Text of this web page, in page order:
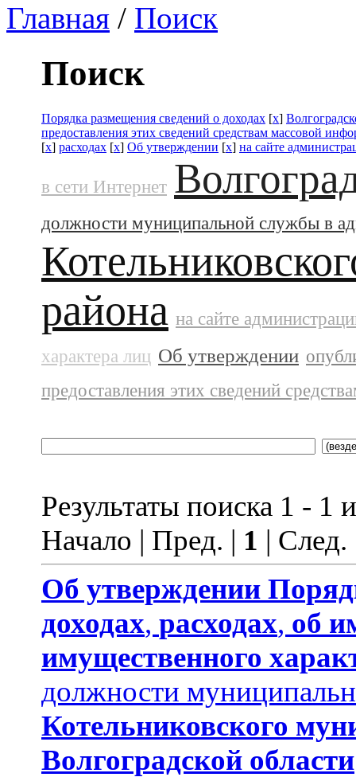
Главная / Поиск
Поиск
Порядка размещения сведений о доходах [x]
предоставления этих сведений средствам массовой
[x] расходах [x] Об утверждении [x] на сайте
в сети Интернет
должности муниципальной службы в
района на сайте
характера лиц Об утверждении
предоставления этих сведений
Результаты поиска 1 - 1
Начало | Пред. | 1 |
Об утверждении
доходах, расходах, об
имущественного
должности
Котельниковского
Волгоградской области